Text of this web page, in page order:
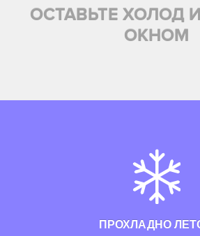
ПРОХЛАДНО
ОСТАВЬТЕ ХОЛОД
ОКНОМ